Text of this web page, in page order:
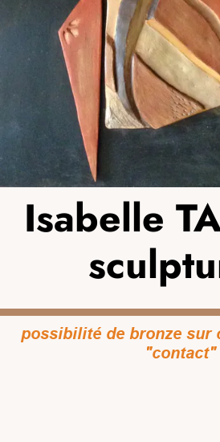
Isabelle
possibilité de bronze sur
"contact"